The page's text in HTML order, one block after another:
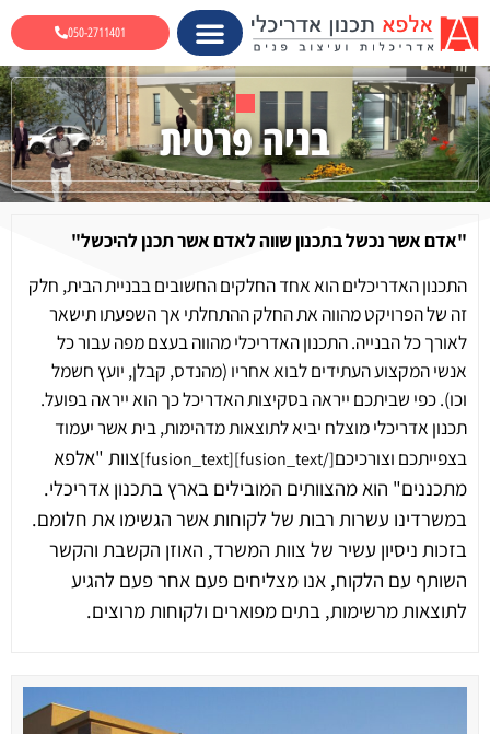
050-2711401
בניה פרטית
"אדם אשר נכשל בתכנון שווה לאדם אשר תכנן להיכשל"
התכנון האדריכלים הוא אחד החלקים החשובים בבניית הבית, חלק
זה של הפרויקט מהווה את החלק ההתחלתי אך השפעתו תישאר
לאורך כל הבנייה. התכנון האדריכלי מהווה בעצם מפה עבור כל
אנשי המקצוע העתידים לבוא אחריו (מהנדס, קבלן, יועץ חשמל
וכו). כפי שביתכם ייראה בסקיצות האדריכל כך הוא ייראה בפועל.
תכנון אדריכלי מוצלח יביא לתוצאות מדהימות, בית אשר יעמוד
בצפייתכם וצורכיכם[/fusion_text][fusion_text]
צוות "אלפא
מתכננים" הוא מהצוותים המובילים בארץ בתכנון אדריכלי.
במשרדינו עשרות רבות של לקוחות אשר הגשימו את חלומם.
בזכות ניסיון עשיר של צוות המשרד, האוזן הקשבת והקשר
השותף עם הלקוח, אנו מצליחים פעם אחר פעם להגיע
לתוצאות מרשימות, בתים מפוארים ולקוחות מרוצים.